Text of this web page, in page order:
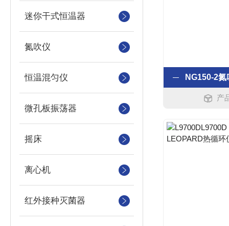
迷你干式恒温器
氮吹仪
恒温混匀仪
微孔板振荡器
摇床
离心机
红外接种灭菌器
产